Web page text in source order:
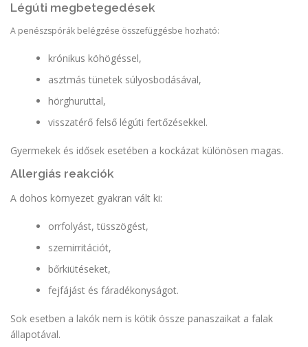
Légúti megbetegedések
A penészspórák belégzése összefüggésbe hozható:
krónikus köhögéssel,
asztmás tünetek súlyosbodásával,
hörghuruttal,
visszatérő felső légúti fertőzésekkel.
Gyermekek és idősek esetében a kockázat különösen magas.
Allergiás reakciók
A dohos környezet gyakran vált ki:
orrfolyást, tüsszögést,
szemirritációt,
bőrkiütéseket,
fejfájást és fáradékonyságot.
Sok esetben a lakók nem is kötik össze panaszaikat a falak
állapotával.